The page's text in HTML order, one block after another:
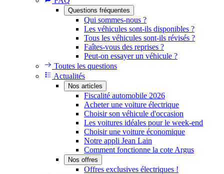
Questions fréquentes
Qui sommes-nous ?
Les véhicules sont-ils disponibles ?
Tous les véhicules sont-ils révisés ?
Faîtes-vous des reprises ?
Peut-on essayer un véhicule ?
Toutes les questions
Actualités
Nos articles
Fiscalité automobile 2026
Acheter une voiture électrique
Choisir son véhicule d'occasion
Les voitures idéales pour le week-end
Choisir une voiture économique
Notre appli Jean Lain
Comment fonctionne la cote Argus
Nos offres
Offres exclusives électriques !